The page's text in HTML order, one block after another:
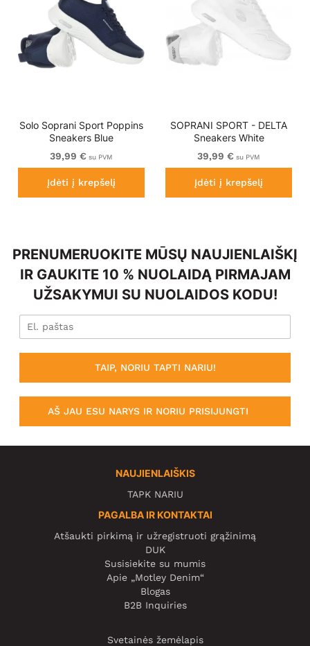
Solo Soprani Sport Poppins
Sneakers Blue
39,99 € su PVM
Įdėti į krepšelį
SOPRANI SPORT - DELTA
Sneakers White
39,99 € su PVM
Įdėti į krepšelį
PRENUMERUOKITE MŪSŲ NAUJIENLAIŠKĮ
IR GAUKITE 10 % NUOLAIDĄ PIRMAJAM
UŽSAKYMUI SU NUOLAIDOS KODU!
TAIP, NORIU TAPTI NARIU!
AŠ JAU ESU NARYS IR NORIU PRISIJUNGTI
NAUJIENLAIŠKIS
TAPK NARIU
PAGALBA IR KONTAKTAI
Atšaukti pirkimą ir užregistruoti grąžinimą
DUK
Susisiekite su mumis
Apie „Motley Denim“
Blogas
B2B Inquiries
Svetainės žemėlapis